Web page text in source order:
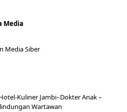
Media
Media Siber
-KulinerJambi–DokterAnak –
Wartawan